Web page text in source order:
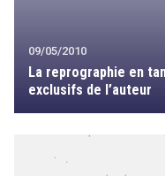
09/05/2010
La reprographie en
exclusifs de l’auteur